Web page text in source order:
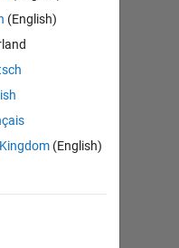
(English)
(English)